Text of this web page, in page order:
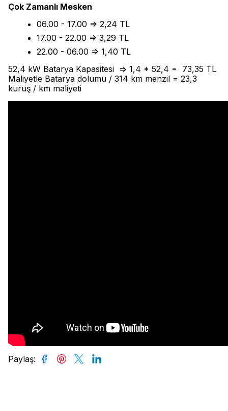
Çok Zamanlı Mesken
06.00 - 17.00 => 2,24 TL
17.00 - 22.00 => 3,29 TL
22.00 - 06.00 => 1,40 TL
52,4 kW Batarya Kapasitesi => 1,4 * 52,4 = 73,35 TL
Maliyetle Batarya dolumu / 314 km menzil = 23,3
kuruş / km maliyeti
Paylaş: